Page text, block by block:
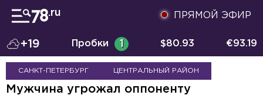
ПРЯМОЙ ЭФИР
+19 Пробки 1 $80.93 €93.19
САНКТ-ПЕТЕРБУРГ ЦЕНТРАЛЬНЫЙ РАЙОН
Мужчина угрожал оппоненту